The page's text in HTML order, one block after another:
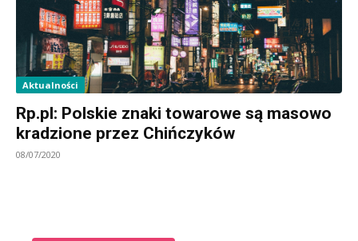
Aktualności
Rp.pl: Polskie znaki towarowe są masowo
kradzione przez Chińczyków
08/07/2020